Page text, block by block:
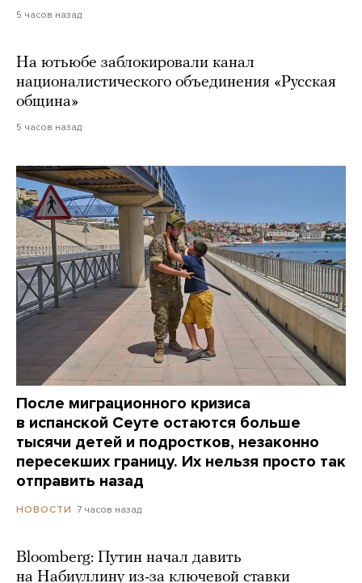
5 часов назад
На ютьюбе заблокировали канал
националистического объединения «Русская
община»
5 часов назад
После миграционного кризиса
в испанской Сеуте остаются больше
тысячи детей и подростков, незаконно
пересекших границу. Их нельзя просто так
отправить назад
НОВОСТИ 7 часов назад
Bloomberg: Путин начал давить
на Набиуллину из-за ключевой ставки